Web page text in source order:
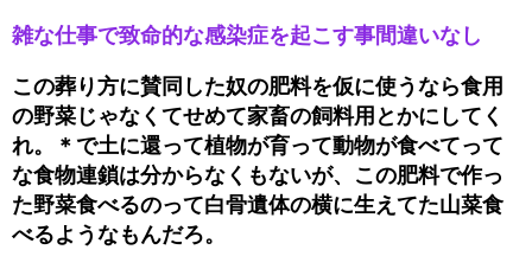
雑な仕事で致命的な感染症を起こす事間違いなし
この葬り方に賛同した奴の肥料を仮に使うなら食用
の野菜じゃなくてせめて家畜の飼料用とかにしてく
れ。＊で土に還って植物が育って動物が食べてって
な食物連鎖は分からなくもないが、この肥料で作っ
た野菜食べるのって白骨遺体の横に生えてた山菜食
べるようなもんだろ。